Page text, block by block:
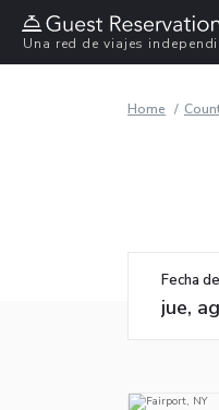
Una red de viajes
Home
Fecha